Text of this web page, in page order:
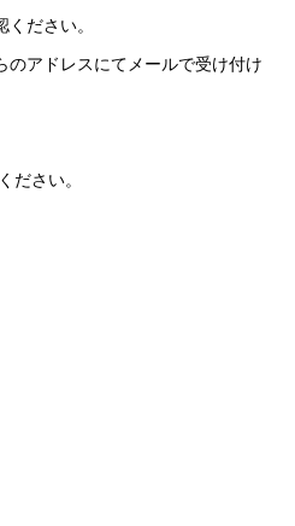
ださい。
のアドレスにてメールで受け付け
さい。